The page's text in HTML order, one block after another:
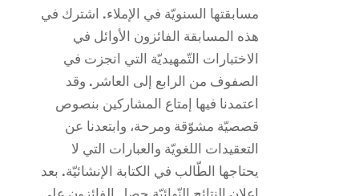
مسابقتها السنويّة في الإملاء. اشترك في
هذه المسابقة الفائزون الأوائل في
الاختبارات التّمهيديّة التي انجزت في
الصفوف من الرابع إلى العاشر. وقد
اعتمدنا فيها إمتاع المشاركين بنصوص
قصصيّة مشوّقة ومرحة، وابتعدنا عن
التعقيدات اللغويّة والعبارات التي لا
يحتاجها الطّالب في الكتابة الإنشائيّة. بعد